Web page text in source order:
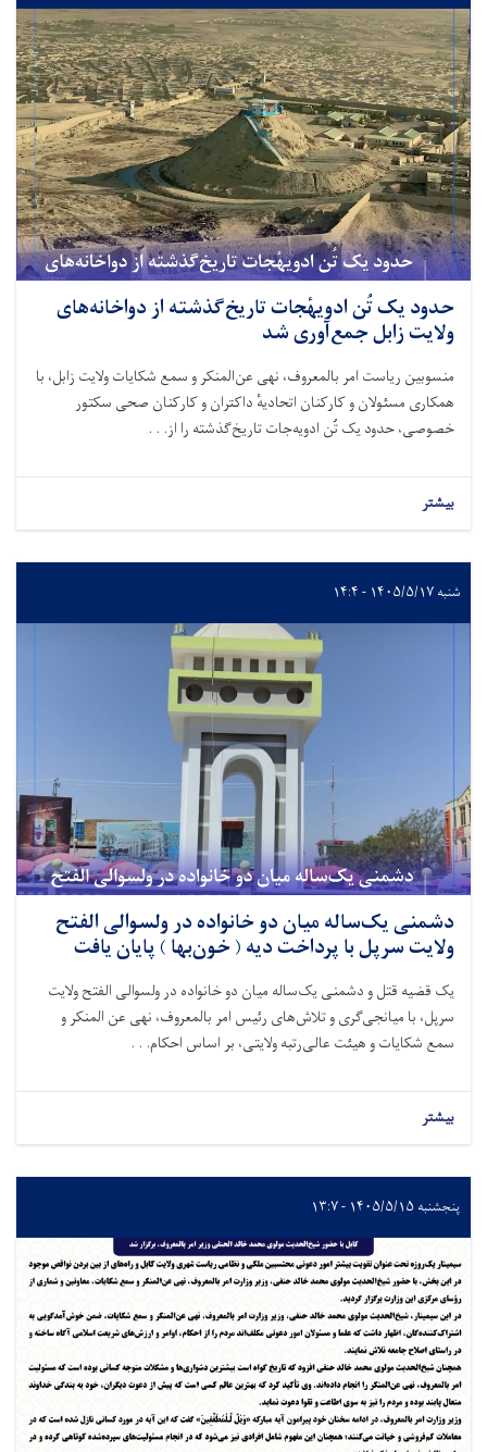
حدود یک تُن ادویهٔجات تاریخ‌گذشته از دواخانه‌های
ولایت زابل جمع‌آوری شد
منسوبین ریاست امر بالمعروف، نهی عن‌المنکر و سمع شکایات ولایت زابل، با
همکاری مسئولان و کارکنان اتحادیهٔ داکتران و کارکنان صحی سکتور
خصوصی، حدود یک تُن ادویه‌جات تاریخ‌گذشته را از. . .
بیشتر
شنبه ۱۴۰۵/۵/۱۷ - ۱۴:۴
دشمنی یک‌ساله میان دو خانواده در ولسوالی الفتح
ولایت سرپل با پرداخت دیه ( خون‌بها ) پایان یافت
یک قضیه قتل و دشمنی یک‌ساله میان دو خانواده در ولسوالی الفتح ولایت
سرپل، با میانجی‌گری و تلاش‌های رئیس امر بالمعروف، نهی عن المنکر و
سمع شکایات و هیئت عالی‌رتبه ولایتی، بر اساس احکام. . .
بیشتر
پنجشنبه ۱۴۰۵/۵/۱۵ - ۱۳:۷